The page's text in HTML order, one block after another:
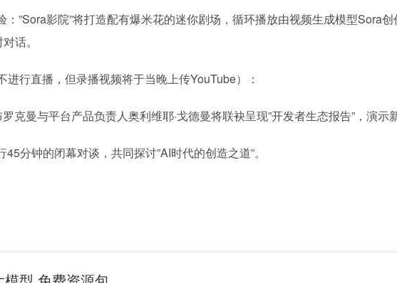
”Sora影院”将打造配有爆米花的迷你剧场，循环播放由视频生成模型Sora
话。
行直播，但录播视频将于当晚上传YouTube）：
克曼与平台产品负责人奥利维耶·戈德曼将联袂呈现”开发者生态报告”，演示
分钟的闭幕对谈，共同探讨”AI时代的创造之道”。